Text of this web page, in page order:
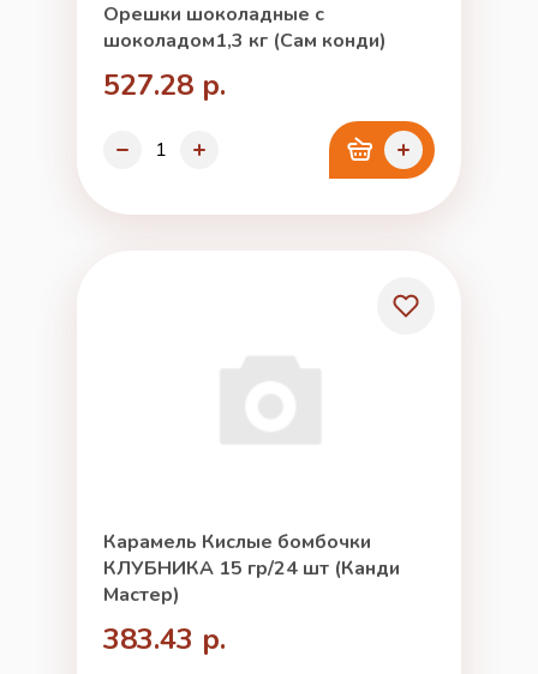
Орешки шоколадные с
шоколадом1,3 кг (Сам конди)
527.28 р.
Карамель Кислые бомбочки
КЛУБНИКА 15 гр/24 шт (Канди
Мастер)
383.43 р.